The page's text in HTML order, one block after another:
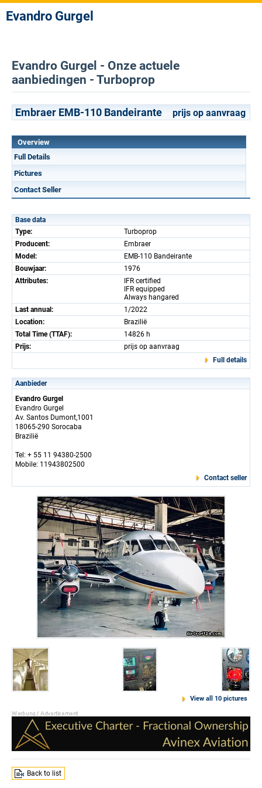
Evandro Gurgel
Evandro Gurgel - Onze actuele
aanbiedingen - Turboprop
Embraer EMB-110 Bandeirante prijs op aanvraag
Overview
Full Details
Pictures
Contact Seller
Base data
Type:
Turboprop
Producent:
Embraer
Model:
EMB-110 Bandeirante
Bouwjaar:
1976
Attributes:
IFR certified
IFR equipped
Always hangared
Last annual:
1/2022
Location:
Brazilië
Total Time (TTAF):
14826 h
Prijs:
prijs op aanvraag
Full details
Aanbieder
Evandro Gurgel
Evandro Gurgel
Av. Santos Dumont,1001
18065-290 Sorocaba
Brazilië
Tel: + 55 11 94380-2500
Mobile: 11943802500
Contact seller
View all 10 pictures
Back to list